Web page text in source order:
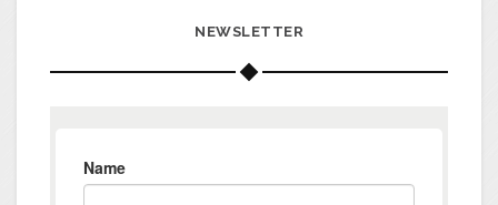
NEWSLETTER